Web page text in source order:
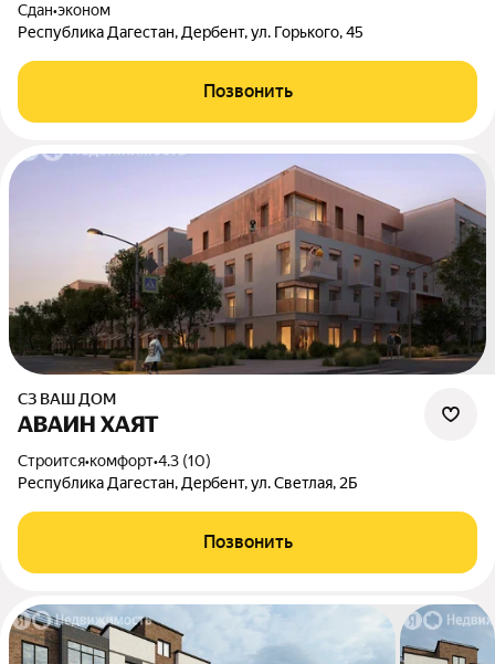
Сдан•эконом
Республика Дагестан, Дербент, ул. Горького, 45
Позвонить
СЗ ВАШ ДОМ
АВАИН ХАЯТ
Строится•комфорт•4.3 (10)
Республика Дагестан, Дербент, ул. Светлая, 2Б
Позвонить